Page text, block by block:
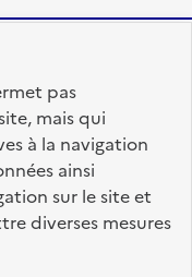
pas
mais qui
à la navigation
ainsi
sur le site et
diverses mesures